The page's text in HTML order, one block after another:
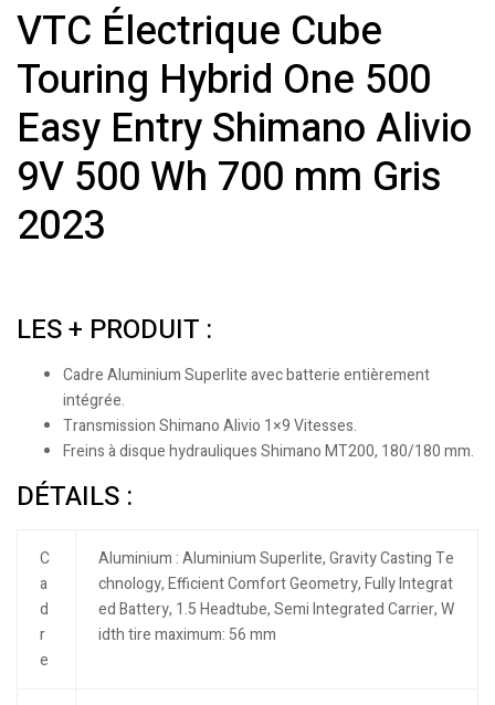
VTC Électrique Cube
Touring Hybrid One 500
Easy Entry Shimano Alivio
9V 500 Wh 700 mm Gris
2023
LES + PRODUIT :
Cadre Aluminium Superlite avec batterie entièrement
intégrée.
Transmission Shimano Alivio 1×9 Vitesses.
Freins à disque hydrauliques Shimano MT200, 180/180 mm.
DÉTAILS :
C
a
d
r
e
Aluminium : Aluminium Superlite, Gravity Casting Te
chnology, Efficient Comfort Geometry, Fully Integrat
ed Battery, 1.5 Headtube, Semi Integrated Carrier, W
idth tire maximum: 56 mm